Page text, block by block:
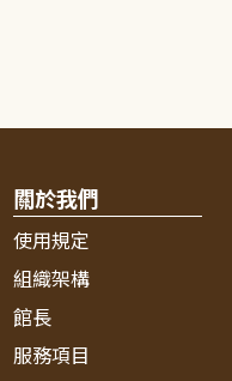
關於我們
使用規定
組織架構
館長
服務項目